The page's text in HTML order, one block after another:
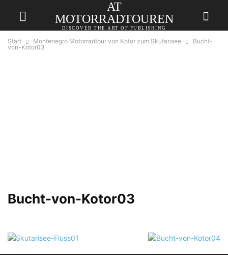
AT
MOTORRADTOUREN
DISCOVER THE ART OF PUBLISHING
Start Montenegro Motorradtour von Kotor zum Skutarisee
Bucht-
von-Kotor03
Bucht-von-Kotor03